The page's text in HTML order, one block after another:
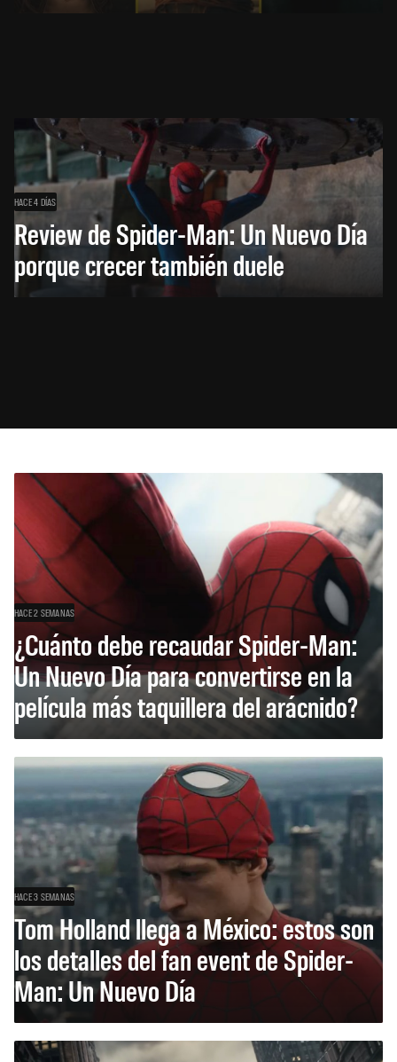
HACE 4 DÍAS
Review de Spider-Man: Un Nuevo Día
porque crecer también duele
HACE 2 SEMANAS
¿Cuánto debe recaudar Spider-Man:
Un Nuevo Día para convertirse en la
película más taquillera del arácnido?
HACE 3 SEMANAS
Tom Holland llega a México: estos son
los detalles del fan event de Spider-
Man: Un Nuevo Día